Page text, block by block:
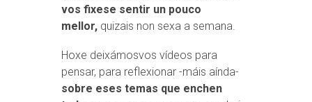
vos fixese sentir un pouco
mellor,quizais non sexa a semana.
Hoxe deixámosvos vídeos para
pensar, para reflexionar -máis aínda-
sobre eses temas que enchen